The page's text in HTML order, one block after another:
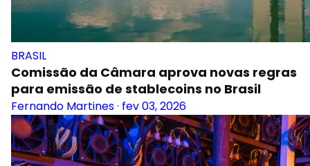
BRASIL
Comissão da Câmara aprova novas regras
para emissão de stablecoins no Brasil
Fernando Martines· fev 03, 2026